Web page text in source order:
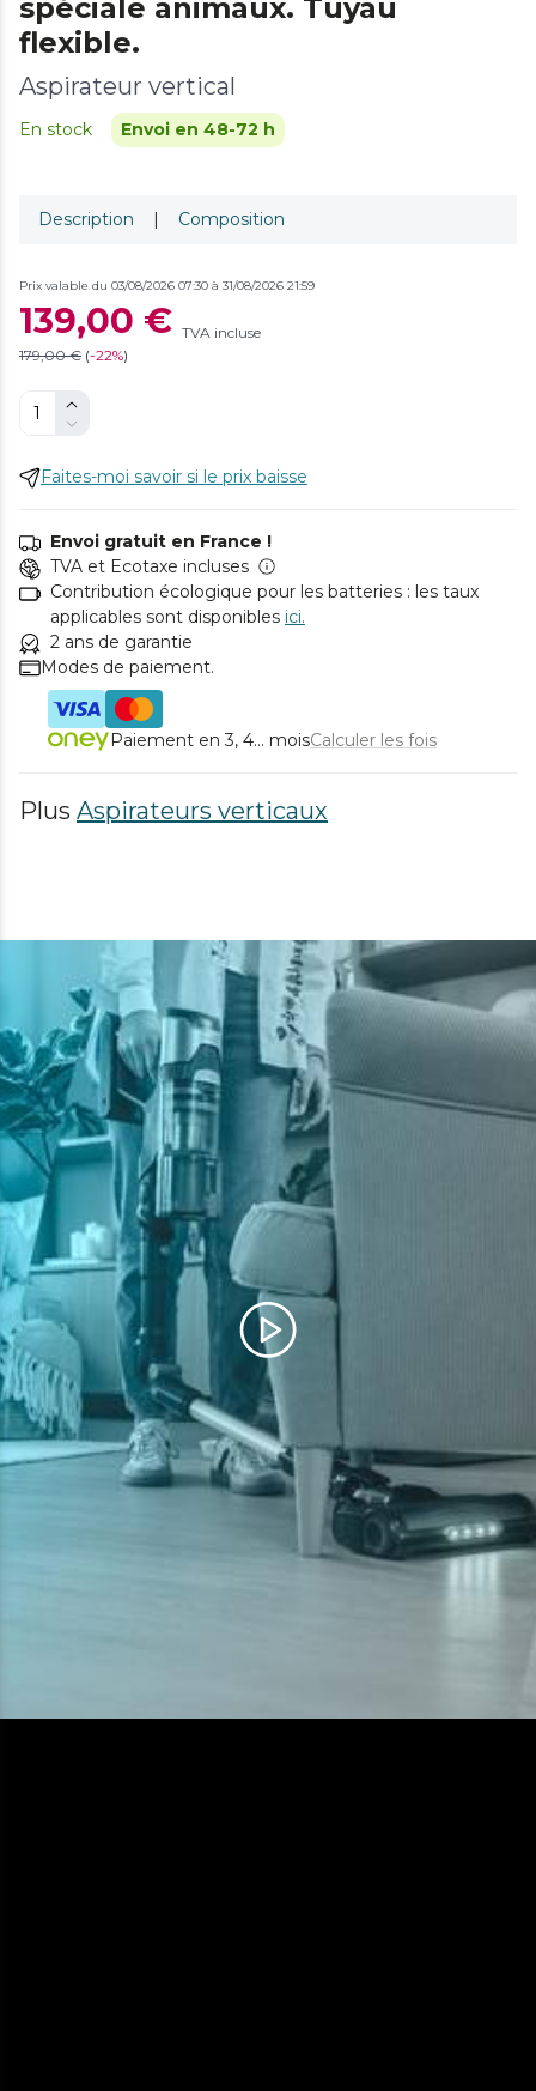
spéciale animaux. Tuyau
flexible.
Aspirateur vertical
En stock Envoi en 48-72 h
Description | Composition
Prix valable du 03/08/2026 07:30 à 31/08/2026 21:59
139,00 € TVA incluse
179,00 € (-22%)
Faites-moi savoir si le prix baisse
Envoi gratuit en France !
TVA et Ecotaxe incluses
Contribution écologique pour les batteries : les taux
applicables sont disponibles ici.
2 ans de garantie
Modes de paiement.
Paiement en 3, 4... moisCalculer les fois
Plus Aspirateurs verticaux